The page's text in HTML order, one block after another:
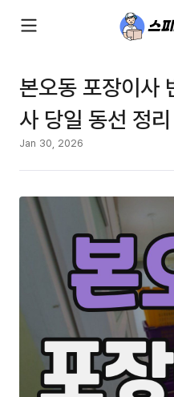
본오동 포장이사
사 당일 동선 정리
Jan 30, 2026